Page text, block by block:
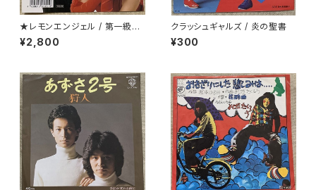
★レモンエンジェル / 第一級恋
愛罪
¥2,800
クラッシュギャルズ / 炎の聖書
¥300